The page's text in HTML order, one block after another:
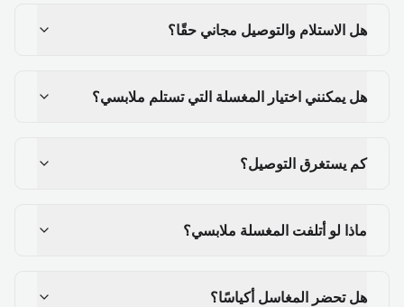
هل الاستلام والتوصيل مجاني حقًا؟
هل يمكنني اختيار المغسلة التي تستلم ملابسي؟
كم يستغرق التوصيل؟
ماذا لو أتلفت المغسلة ملابسي؟
هل تحضر المغاسل أكياسًا؟